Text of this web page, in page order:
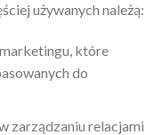
używanych należą:
które
do
zarządzaniu relacjami